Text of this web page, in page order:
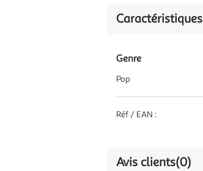
Caractéristiques
Genre
Pop
Réf / EAN :
Avis clients(0)